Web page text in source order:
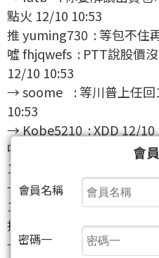
點火 12/10 10:53
推 yuming730 : 等包不住
噓 fhjqwefs : PTT說股價
12/10 10:53
→ soome : 等川普上任回
10:53
→ Kobe5210 : XDD 12/10
噓 ken96155339 : 鴻海笑
12/10 10:54
→ agoodjob : 這波最漂亮
12/10 10:54
推 SungLin : 大家都別紙
→ ntnuljg : 鴻海2025預估
會
會員名稱
密碼一